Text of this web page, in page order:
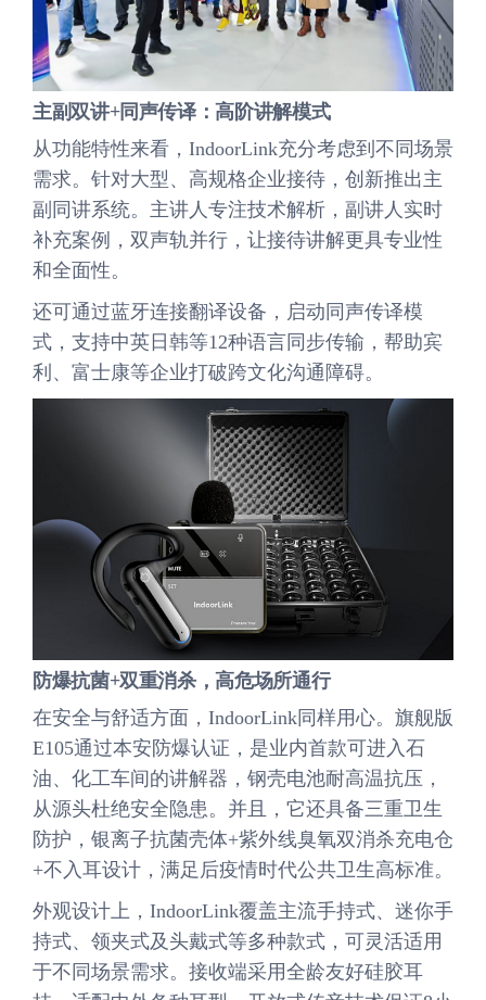
主副双讲+同声传译：高阶讲解模式
从功能特性来看，IndoorLink充分考虑到不同场景
需求。针对大型、高规格企业接待，创新推出主
副同讲系统。主讲人专注技术解析，副讲人实时
补充案例，双声轨并行，让接待讲解更具专业性
和全面性。
还可通过蓝牙连接翻译设备，启动同声传译模
式，支持中英日韩等12种语言同步传输，帮助宾
利、富士康等企业打破跨文化沟通障碍。
防爆抗菌+双重消杀，高危场所通行
在安全与舒适方面，IndoorLink同样用心。旗舰版
E105通过本安防爆认证，是业内首款可进入石
油、化工车间的讲解器，钢壳电池耐高温抗压，
从源头杜绝安全隐患。并且，它还具备三重卫生
防护，银离子抗菌壳体+紫外线臭氧双消杀充电仓
+不入耳设计，满足后疫情时代公共卫生高标准。
外观设计上，IndoorLink覆盖主流手持式、迷你手
持式、领夹式及头戴式等多种款式，可灵活适用
于不同场景需求。接收端采用全龄友好硅胶耳